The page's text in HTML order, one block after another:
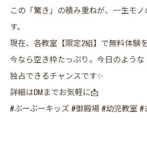
この「驚き」の積み重ねが、一生モ
す。
現在、各教室【限定2組】で無料体験
今なら空き枠たっぷり。今日のよう
独占できるチャンスです✨
詳細はDMまでお気軽に📩
#ぶーぶーキッズ #御殿場 #幼児教室